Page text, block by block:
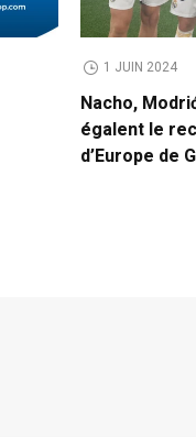
1 JUIN 2024
Nacho,
égalent le
d’Europe de